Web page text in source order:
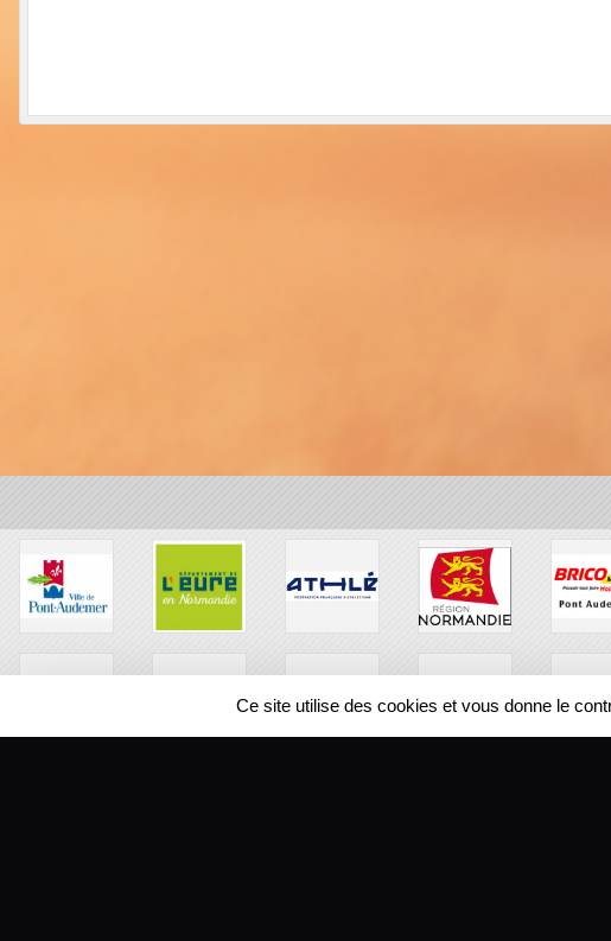
Ce site utilise des cookies et vous donne le